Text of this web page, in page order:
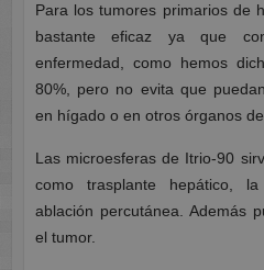
Para los tumores primarios de
bastante eficaz ya que
enfermedad, como hemos
80%, pero no evita que
en hígado o en otros órganos
Las microesferas de Itrio-90
como trasplante hepático,
ablación percutánea. Además
el tumor.